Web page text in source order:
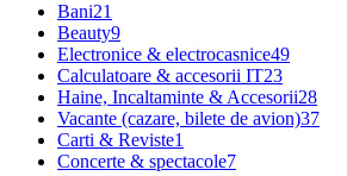
Bani21
Beauty9
Electronice & electrocasnice49
Calculatoare & accesorii IT23
Haine, Incaltaminte & Accesorii28
Vacante (cazare, bilete de avion)37
Carti & Reviste1
Concerte & spectacole7